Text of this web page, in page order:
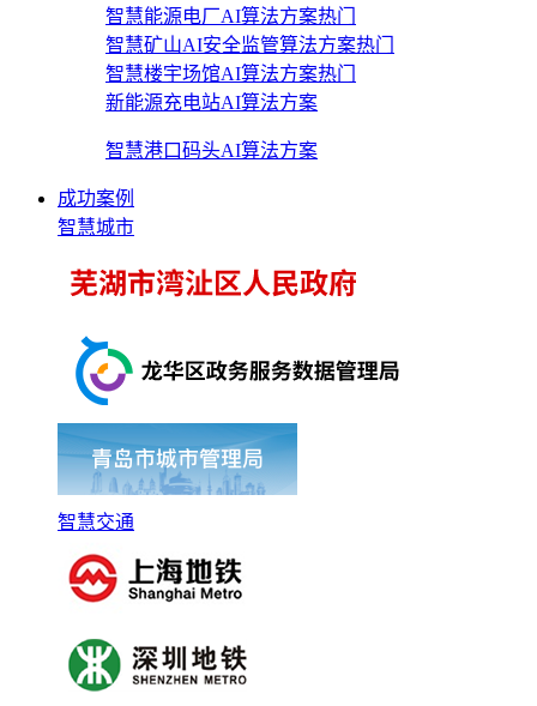
智慧能源电厂AI算法方案热门
智慧矿山AI安全监管算法方案热门
智慧楼宇场馆AI算法方案热门
新能源充电站AI算法方案
智慧港口码头AI算法方案
成功案例
智慧城市
智慧交通